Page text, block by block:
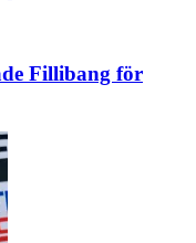
Fillibang för